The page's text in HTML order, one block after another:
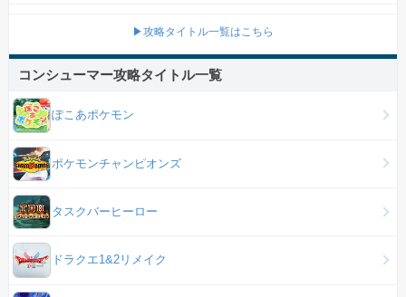
▶攻略タイトル一覧はこちら
コンシューマー攻略タイトル一覧
ぽこあポケモン
ポケモンチャンピオンズ
タスクバーヒーロー
ドラクエ1&2リメイク